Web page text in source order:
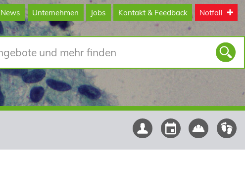
News Unternehmen Jobs Kontakt & Feedback Notfall